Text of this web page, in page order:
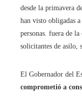
desde la primavera
han visto obligadas
personas. fuera de
solicitantes de asilo,
El Gobernador del
comprometió a